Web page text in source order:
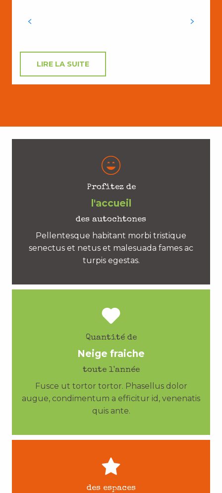
LIRE LA SUITE
Profitez de
l'accueil
des autochtones
Pellentesque habitant morbi tristique
senectus et netus et malesuada fames ac
turpis egestas.
Quantité de
Neige fraiche
toute l'année
Fusce ut tortor tortor. Phasellus dolor
augue, condimentum a efficitur id, venenatis
quis ante.
des espaces